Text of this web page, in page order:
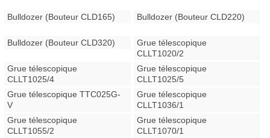
Bulldozer (Bouteur CLD165) Bulldozer (Bouteur CLD220)
Bulldozer (Bouteur CLD320)
Grue télescopique
CLLT1020/2
Grue télescopique
CLLT1025/4
Grue télescopique
CLLT1025/5
Grue télescopique TTC025G-
V
Grue télescopique
CLLT1036/1
Grue télescopique
CLLT1055/2
Grue télescopique
CLLT1070/1